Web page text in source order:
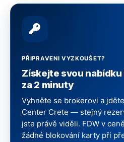
PŘIPRAVENI VYZKOUŠET?
Získejte svou nabídku
za 2 minuty
Vyhněte se brokerovi a
Center Crete — stejný
jste právě viděli. FDW v
žádné blokování karty při